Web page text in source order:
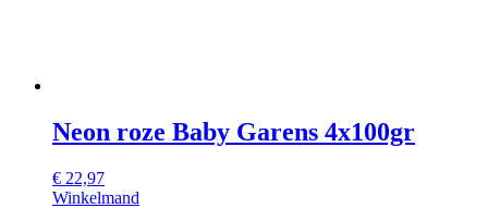
Neon roze Baby Garens 4x100gr
€ 22,97
Winkelmand